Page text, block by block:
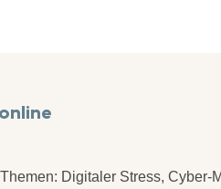
Digitaler Stress,